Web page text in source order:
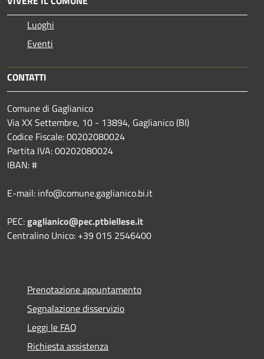
Luoghi
Eventi
CONTATTI
Comune di Gaglianico
Via XX Settembre, 10 - 13894, Gaglianico (BI)
Codice Fiscale: 00202080024
Partita IVA: 00202080024
IBAN: #
E-mail: info@comune.gaglianico.bi.it
PEC:gaglianico@pec.ptbiellese.it
Centralino Unico: +39 015 2546400
Prenotazione appuntamento
Segnalazione disservizio
Leggi le FAQ
Richiesta assistenza